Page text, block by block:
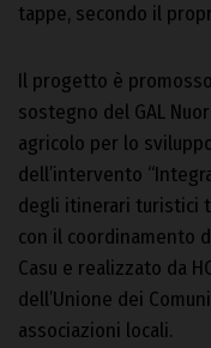
tappe, secondo il
Il progetto è
sostegno del GAL
agricolo per lo
dell’intervento
degli itinerari turistici
con il coordinamento
Casu e realizzato da
dell’Unione dei
associazioni locali.